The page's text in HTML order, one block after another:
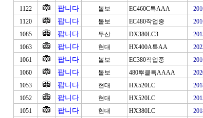
1122
팝니다 볼보 EC460C특AAA
1120
팝니다 볼보 EC480작업중
1085
팝니다 두산 DX380LC3
1063
팝니다 현대 HX400A특AA
1061
팝니다 볼보 EC380작업중
1060
팝니다 볼보 480뿌클특AAAA
1053
팝니다 현대 HX520LC
1052
팝니다 현대 HX520LC
1051
팝니다 현대 HX380LC